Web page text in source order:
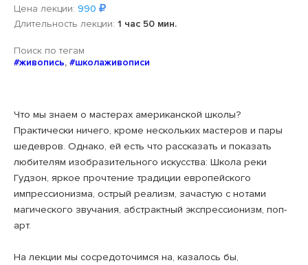
Цена лекции: 990
Длительность лекции: 1 час 50 мин.
Поиск по тегам
#живопись, #школаживописи
Что мы знаем о мастерах американской школы?
Практически ничего, кроме нескольких мастеров и пары
шедевров. Однако, ей есть что рассказать и показать
любителям изобразительного искусства: Школа реки
Гудзон, яркое прочтение традиции европейского
импрессионизма, острый реализм, зачастую с нотами
магического звучания, абстрактный экспрессионизм, поп-
арт.
На лекции мы сосредоточимся на, казалось бы,